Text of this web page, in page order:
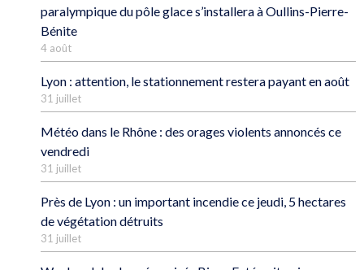
paralympique du pôle glace s’installera à Oullins-Pierre-
Bénite
4 août
Lyon : attention, le stationnement restera payant en août
31 juillet
Météo dans le Rhône : des orages violents annoncés ce
vendredi
31 juillet
Près de Lyon : un important incendie ce jeudi, 5 hectares
de végétation détruits
31 juillet